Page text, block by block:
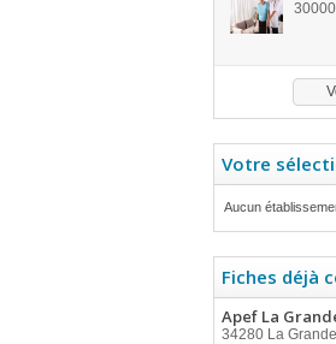
30000
Votre
Aucun
Fiches déjà
Apef La
34280 La